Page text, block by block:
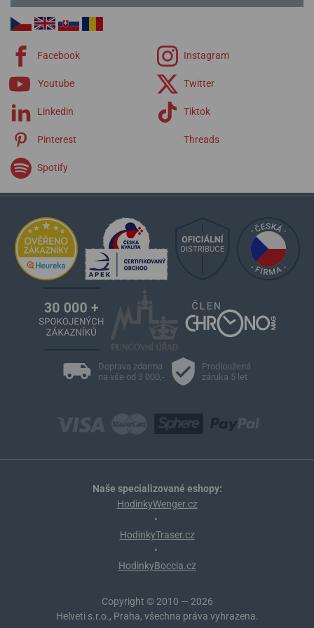
Facebook Instagram
Youtube Twitter
Linkedin Tiktok
Pinterest Threads
Spotify
Doprava zdarma
na vše od 3 000,-
Prodloužená
záruka 5 let
Naše specializované eshopy:
HodinkyWenger.cz
•
HodinkyTraser.cz
•
HodinkyBoccia.cz
Copyright © 2010 — 2026
Helveti s.r.o., Praha, všechna práva vyhrazena.